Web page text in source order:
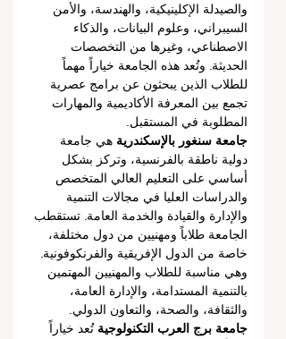
والصيدلة الإكلينيكية، والهندسة، والأمن
السيبراني، وعلوم البيانات، والذكاء
الاصطناعي، وغيرها من التخصصات
الحديثة. وتُعد هذه الجامعة خياراً مهماً
للطلاب الذين يبحثون عن برامج عصرية
تجمع بين المعرفة الأكاديمية والمهارات
المطلوبة في المستقبل.
جامعة سنغور بالإسكندرية هي جامعة
دولية ناطقة بالفرنسية، وتركز بشكل
أساسي على التعليم العالي المتخصص
والدراسات العليا في مجالات التنمية
والإدارة والقيادة والخدمة العامة. تستقطب
الجامعة طلاباً ومهنيين من دول مختلفة،
خاصة من الدول الإفريقية والفرنكوفونية.
وهي مناسبة للطلاب والمهنيين المهتمين
بالتنمية المستدامة، والإدارة العامة،
والثقافة، والصحة، والتعاون الدولي.
جامعة برج العرب التكنولوجية تُعد خياراً